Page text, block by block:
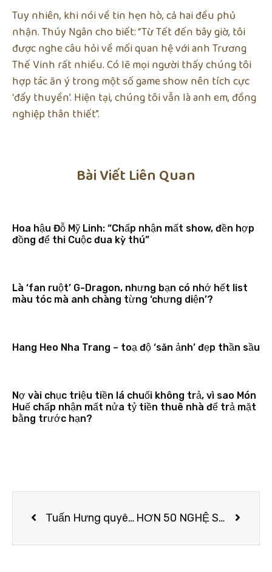
Tuy nhiên, khi nói về tin hẹn hò, cả hai đều phủ
nhận. Thúy Ngân cho biết: “Từ Tết đến bây giờ, tôi
được nghe câu hỏi về mối quan hệ với anh Trương
Thế Vinh rất nhiều. Có lẽ mọi người thấy chúng tôi
hợp tác ăn ý trong một số game show nên tích cực
‘đẩy thuyền’. Hiện tại, chúng tôi vẫn là anh em, đồng
nghiệp thân thiết”.
Bài Viết Liên Quan
Hoa hậu Đỗ Mỹ Linh: “Chấp nhận mất show, đền hợp
đồng để thi Cuộc đua kỳ thú”
Là ‘fan ruột’ G-Dragon, nhưng bạn có nhớ hết list
màu tóc mà anh chàng từng ‘chưng diện’?
Hang Heo Nha Trang – toạ độ ‘săn ảnh’ đẹp thần sầu
Nợ vài chục triệu tiền lá chuối không trả, vì sao Món
Huế chấp nhận mất nửa tỷ tiền thuê nhà để trả mặt
bằng trước hạn?
Tuấn Hưng quyên góp 10.000 khẩu trang y tế cho Bệnh viện Bạch Mai HƠN 50 NGHỆ SĨ VIỆT ĐỒNG LÒNG LAN TỎA THÔNG ĐIỆP NÓI KHÔNG VỚI NHỰA DÙNG MỘT LẦN